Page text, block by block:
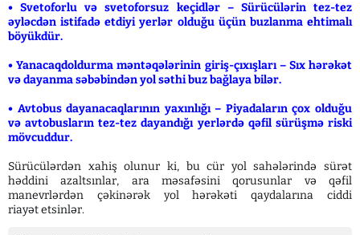
• Svetoforlu və svetoforsuz keçidlər – Sürücülərin tez-tez
əyləcdən istifadə etdiyi yerlər olduğu üçün buzlanma ehtimalı
böyükdür.
• Yanacaqdoldurma məntəqələrinin giriş-çıxışları – Sıx hərəkət
və dayanma səbəbindən yol səthi buz bağlaya bilər.
• Avtobus dayanacaqlarının yaxınlığı – Piyadaların çox olduğu
və avtobusların tez-tez dayandığı yerlərdə qəfil sürüşmə riski
mövcuddur.
Sürücülərdən xahiş olunur ki, bu cür yol sahələrində sürət
həddini azaltsınlar, ara məsafəsini qorusunlar və qəfil
manevrlərdən çəkinərək yol hərəkəti qaydalarına ciddi
riayət etsinlər.